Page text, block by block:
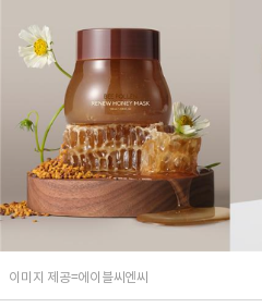
이미지 제공=에이블씨엔씨